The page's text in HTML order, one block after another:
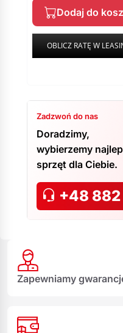
Dodaj do
Zadzwoń do nas
Doradzimy,
wybierzemy
sprzęt dla Ciebie.
+48 882
Zapewniamy